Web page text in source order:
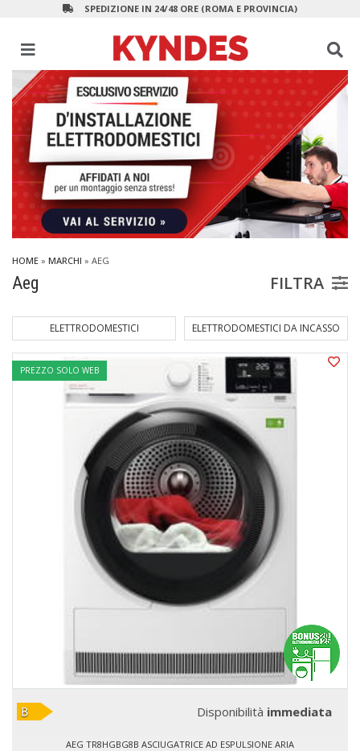
SPEDIZIONE IN 24/48 ORE (ROMA E PROVINCIA)
HOME » MARCHI » AEG
Aeg FILTRA
ELETTRODOMESTICI ELETTRODOMESTICI DA INCASSO
PREZZO SOLO WEB
Disponibilità immediata
AEG TR8HGBG8B ASCIUGATRICE AD ESPULSIONE ARIA